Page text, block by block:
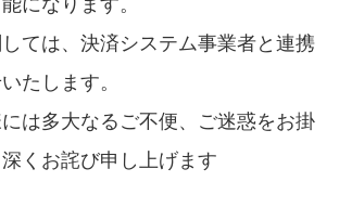
ては、決済システム事業者と連携
たします。
は多大なるご不便、ご迷惑をお掛
くお詫び申し上げます